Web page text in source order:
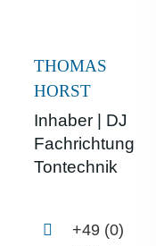
THOMAS
HORST
Inhaber | DJ
Fachrichtung
Tontechnik
+49 (0)